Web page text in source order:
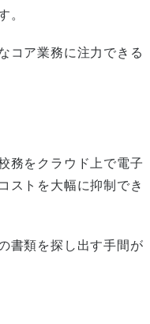
。
コア業務に注力できる
務をクラウド上で電子
ストを大幅に抑制でき
書類を探し出す手間が